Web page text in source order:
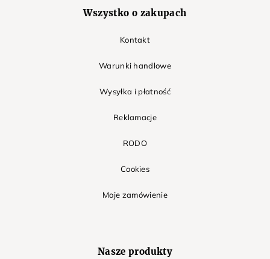
Wszystko o zakupach
Kontakt
Warunki handlowe
Wysyłka i płatność
Reklamacje
RODO
Cookies
Moje zamówienie
Nasze produkty